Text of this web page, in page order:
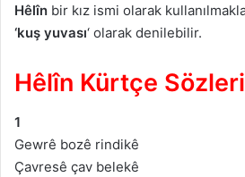
Hêlîn bir kız ismi olarak
‘kuş yuvası‘ olarak denilebilir.
Hêlîn Kürtçe Sözleri
1
Gewrê bozê rindikê
Çavresê çav belekê